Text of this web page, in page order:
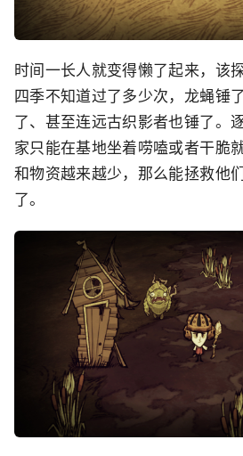
时间一长人就变得懒了起来，该
四季不知道过了多少次，龙蝇锤
了、甚至连远古织影者也锤了。
家只能在基地坐着唠嗑或者干脆
和物资越来越少，那么能拯救他
了。